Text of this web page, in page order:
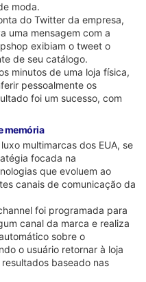
moda.
do Twitter da empresa,
uma mensagem com a
exibiam o tweet o
de seu catálogo.
minutos de uma loja física,
pessoalmente os
foi um sucesso, com
memória
multimarcas dos EUA, se
focada na
que evoluem ao
canais de comunicação da
foi programada para
canal da marca e realiza
sobre o
o usuário retornar à loja
baseado nas